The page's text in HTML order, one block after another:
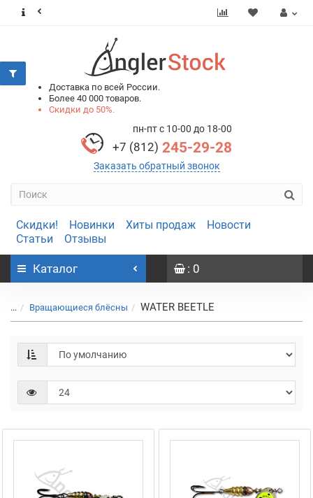
Доставка по всей России.
Более 40 000 товаров.
Скидки до 50%.
пн-пт с 10-00 до 18-00
+7 (812) 245-29-28
Заказать обратный звонок
Скидки! Новинки Хиты продаж
Новости
Статьи
Отзывы
Каталог : 0
... Вращающиеся блёсны WATER BEETLE